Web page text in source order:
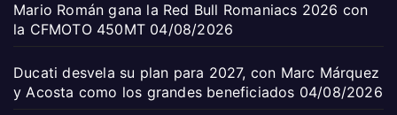
Mario Román gana la Red Bull Romaniacs 2026 con
la CFMOTO 450MT 04/08/2026
Ducati desvela su plan para 2027, con Marc Márquez
y Acosta como los grandes beneficiados 04/08/2026